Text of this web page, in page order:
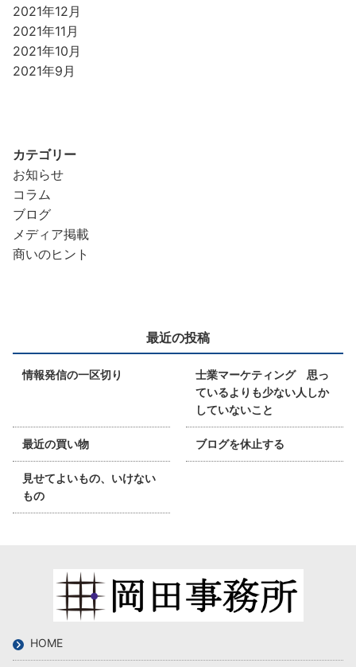
2021年12月
2021年11月
2021年10月
2021年9月
カテゴリー
お知らせ
コラム
ブログ
メディア掲載
商いのヒント
最近の投稿
情報発信の一区切り
士業マーケティング 思っ
ているよりも少ない人しか
していないこと
最近の買い物 ブログを休止する
見せてよいもの、いけない
もの
HOME